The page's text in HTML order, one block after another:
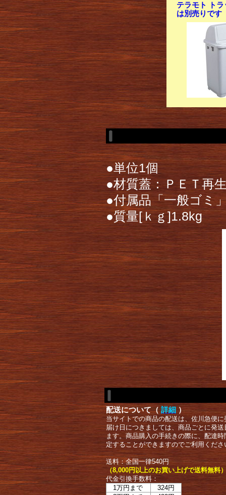
テラモト ト
は別売りです
●単位1個
●材質蓋：ＰＥＴ再
●付属品「一般ゴミ
●質量[ｋｇ]1.8kg
配送について（ 詳細 ）
当サイトでの商品の配送は、佐川急便
届け日につきましては、商品ごとに発
ます。商品購入の手続きの際に、配達
定することができますのでご利用くださ
送料：全国一律540円
（8,000円以上のお買い上げで送料無料
代金引換手数料：
1万円まで
324円